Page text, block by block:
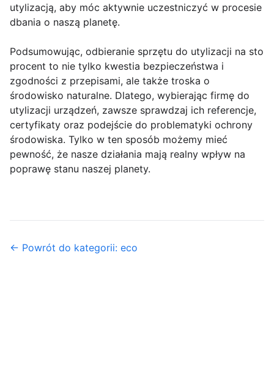
utylizacją, aby móc aktywnie uczestniczyć w procesie
dbania o naszą planetę.
Podsumowując, odbieranie sprzętu do utylizacji na sto
procent to nie tylko kwestia bezpieczeństwa i
zgodności z przepisami, ale także troska o
środowisko naturalne. Dlatego, wybierając firmę do
utylizacji urządzeń, zawsze sprawdzaj ich referencje,
certyfikaty oraz podejście do problematyki ochrony
środowiska. Tylko w ten sposób możemy mieć
pewność, że nasze działania mają realny wpływ na
poprawę stanu naszej planety.
← Powrót do kategorii: eco